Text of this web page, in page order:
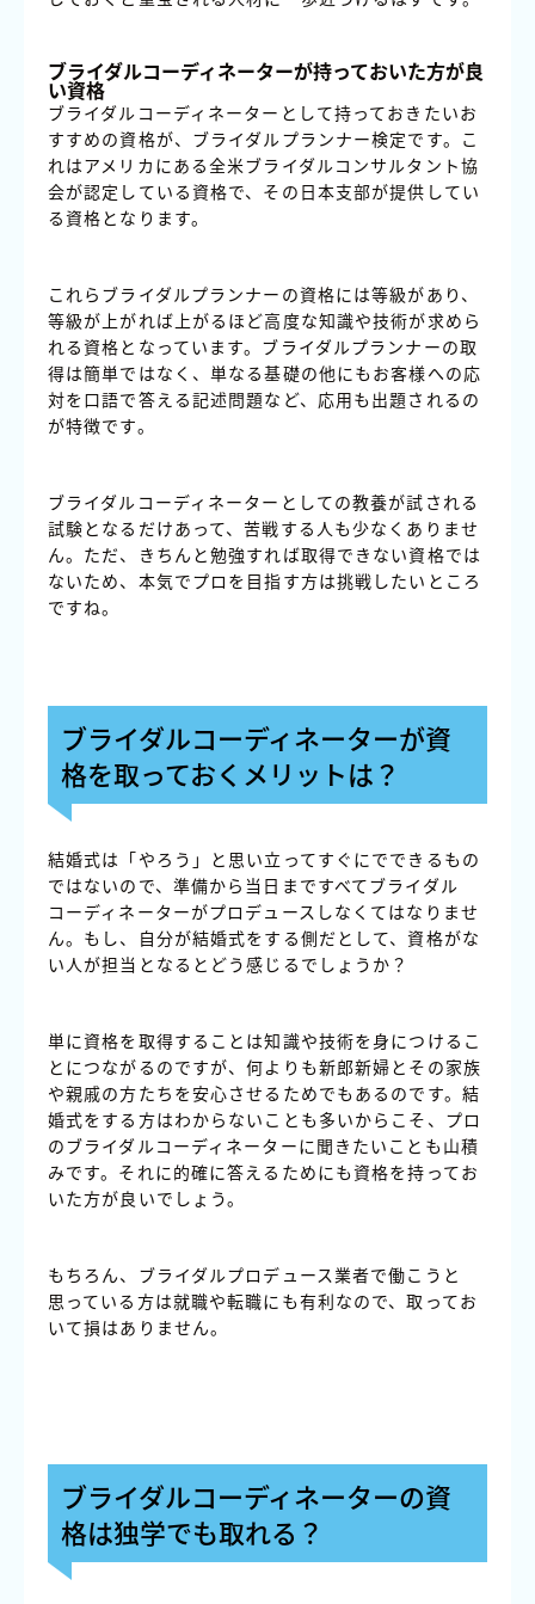
ブライダルコーディネーターが持っておいた方が良
い資格
ブライダルコーディネーターとして持っておきたいお
すすめの資格が、ブライダルプランナー検定です。こ
れはアメリカにある全米ブライダルコンサルタント協
会が認定している資格で、その日本支部が提供してい
る資格となります。
これらブライダルプランナーの資格には等級があり、
等級が上がれば上がるほど高度な知識や技術が求めら
れる資格となっています。ブライダルプランナーの取
得は簡単ではなく、単なる基礎の他にもお客様への応
対を口語で答える記述問題など、応用も出題されるの
が特徴です。
ブライダルコーディネーターとしての教養が試される
試験となるだけあって、苦戦する人も少なくありませ
ん。ただ、きちんと勉強すれば取得できない資格では
ないため、本気でプロを目指す方は挑戦したいところ
ですね。
ブライダルコーディネーターが資
格を取っておくメリットは？
結婚式は「やろう」と思い立ってすぐにでできるもの
ではないので、準備から当日まですべてブライダル
コーディネーターがプロデュースしなくてはなりませ
ん。もし、自分が結婚式をする側だとして、資格がな
い人が担当となるとどう感じるでしょうか？
単に資格を取得することは知識や技術を身につけるこ
とにつながるのですが、何よりも新郎新婦とその家族
や親戚の方たちを安心させるためでもあるのです。結
婚式をする方はわからないことも多いからこそ、プロ
のブライダルコーディネーターに聞きたいことも山積
みです。それに的確に答えるためにも資格を持ってお
いた方が良いでしょう。
もちろん、ブライダルプロデュース業者で働こうと
思っている方は就職や転職にも有利なので、取ってお
いて損はありません。
ブライダルコーディネーターの資
格は独学でも取れる？